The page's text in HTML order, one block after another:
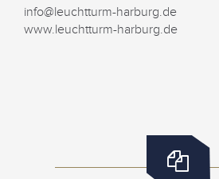
info@leuchtturm-harburg.de
www.leuchtturm-harburg.de